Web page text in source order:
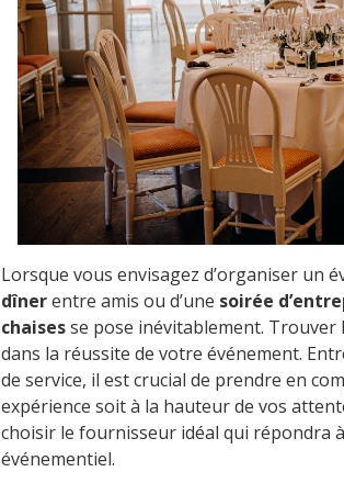
Lorsque vous envisagez d’organiser un
dînerentre amis ou d’une soirée
chaisesse pose inévitablement.
dans la réussite de votre événement.
de service, il est crucial de prendre en
expérience soit à la hauteur de vos
choisir le fournisseur idéal qui répondra
événementiel.